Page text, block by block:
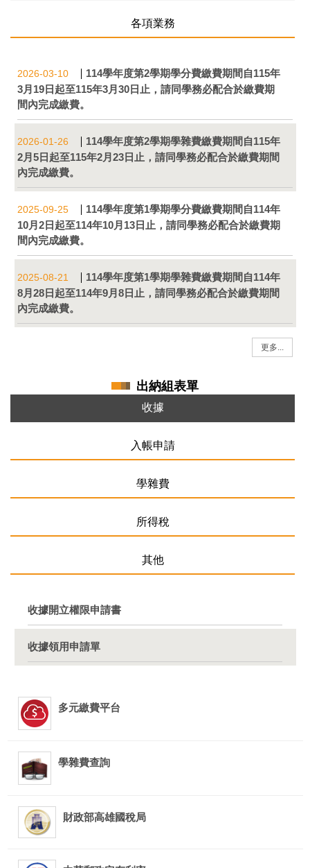
各項業務
2026-03-10
114學年度第2學期學分費繳費期間自115年
3月19日起至115年3月30日止，請同學務必配合於繳費期
間內完成繳費。
2026-01-26
114學年度第2學期學雜費繳費期間自115年
2月5日起至115年2月23日止，請同學務必配合於繳費期間
內完成繳費。
2025-09-25
114學年度第1學期學分費繳費期間自114年
10月2日起至114年10月13日止，請同學務必配合於繳費期
間內完成繳費。
2025-08-21
114學年度第1學期學雜費繳費期間自114年
8月28日起至114年9月8日止，請同學務必配合於繳費期間
內完成繳費。
更多...
出納組表單
收據
入帳申請
學雜費
所得稅
其他
收據開立權限申請書
收據領用申請單
多元繳費平台
學雜費查詢
財政部高雄國稅局